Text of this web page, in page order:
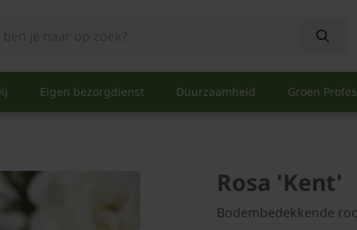
Eigen bezorgdienst Duurzaamheid Groen
Rosa 'Kent'
Bodembedekkende